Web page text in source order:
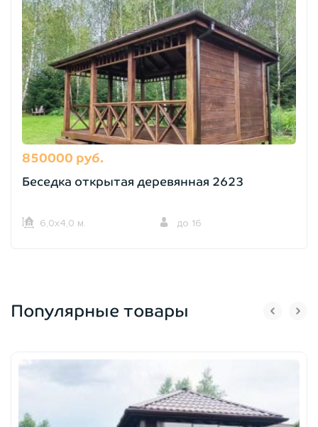
850000 руб.
Беседка открытая деревянная 2623
6,0х4,0 м. до 16
Популярные товары